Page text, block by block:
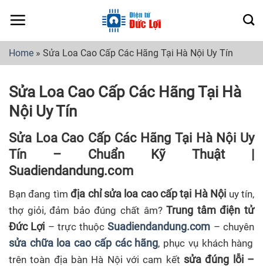
Home » Sửa Loa Cao Cấp Các Hãng Tại Hà Nội Uy Tín
Sửa Loa Cao Cấp Các Hãng Tại Hà
Nội Uy Tín
Sửa Loa Cao Cấp Các Hãng Tại Hà Nội Uy
Tín – Chuẩn Kỹ Thuật |
Suadiendandung.com
Bạn đang tìmđịa chỉ sửa loa cao cấp tại Hà Nội uy tín,
thợ giỏi, đảm bảo đúng chất âm?Trung tâm điện tử
Đức Lợi – trực thuộcSuadiendandung.com – chuyên
sửa chữa loa cao cấp các hãng, phục vụ khách hàng
trên toàn địa bàn Hà Nội với cam kết sửa đúng lỗi –